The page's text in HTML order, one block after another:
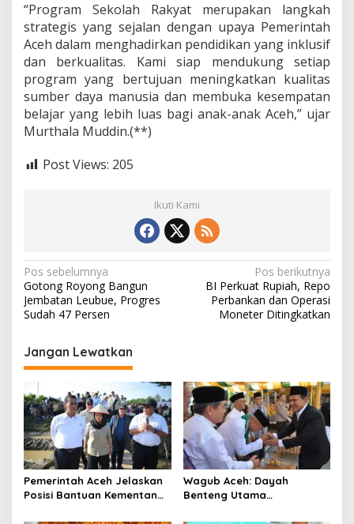
y
a
t
“Program Sekolah Rakyat merupakan langkah
strategis yang sejalan dengan upaya Pemerintah
Aceh dalam menghadirkan pendidikan yang inklusif
dan berkualitas. Kami siap mendukung setiap
program yang bertujuan meningkatkan kualitas
sumber daya manusia dan membuka kesempatan
belajar yang lebih luas bagi anak-anak Aceh,” ujar
Murthala Muddin.(**)
Post Views: 205
Ikuti Kami
N
a
v
i
g
a
s
i
p
o
s
Pos sebelumnya
Gotong Royong Bangun
Jembatan Leubue, Progres
Sudah 47 Persen
Pos berikutnya
BI Perkuat Rupiah, Repo
Perbankan dan Operasi
Moneter Ditingkatkan
Jangan Lewatkan
Pemerintah Aceh Jelaskan
Posisi Bantuan Kementan
‎Wagub Aceh: Dayah
Benteng Utama